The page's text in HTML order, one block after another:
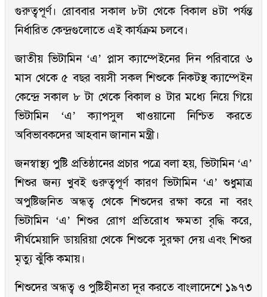
গুরুত্বপূর্ণ। রোববার সকাল ৮টা থেকে বিকাল ৪টা পর্যন্ত
নির্ধারিত কেন্দ্রগুলোতে এই কার্যক্রম চলবে।
জাতীয় ভিটামিন ‘এ’ প্লাস ক্যাম্পেইনের দিন পরিবারে ৬
মাস থেকে ৫ বছর বয়সী সকল শিশুকে নিকটস্থ ক্যাম্পেইন
কেন্দ্রে সকাল ৮ টা থেকে বিকাল ৪ টার মধ্যে নিয়ে গিয়ে
ভিটামিন ‘এ’ ক্যাপসুল খাওয়ানো নিশ্চিত করতে
অবিভাবকদের আহবান জানান মন্ত্রী।
জনস্বাস্থ্য পুষ্টি প্রতিষ্ঠানের প্রচার পত্রে বলা হয়, ভিটামিন ‘এ’
শিশুর জন্য খুবই গুরুত্বপূর্ণ কারণ ভিটামিন ‘এ’ শুধুমাত্র
অপুষ্টিজনিত অন্ধত্ব থেকে শিশুদের রক্ষা করে না বরং
ভিটামিন ‘এ’ শিশুর রোগ প্রতিরোধ ক্ষমতা বৃদ্ধি করে,
দীর্ঘমেয়াদি ডায়রিয়া থেকে শিশুকে সুরক্ষা দেয় এবং শিশুর
মৃত্যু ঝুঁকি কমায়।
শিশুদের অন্ধত্ব ও পুষ্টিহীনতা দূর করতে বাংলাদেশে ১৯৭৩